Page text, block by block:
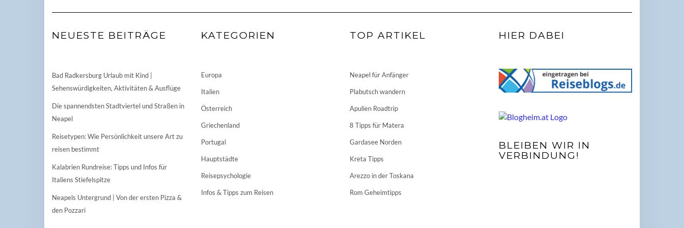
NEUESTE BEITRÄGE
Bad Radkersburg Urlaub mit Kind |
Sehenswürdigkeiten, Aktivitäten & Ausflüge
Die spannendsten Stadtviertel und Straßen in
Neapel
Reisetypen: Wie Persönlichkeit unsere Art zu
reisen bestimmt
Kalabrien Rundreise: Tipps und Infos für
Italiens Stiefelspitze
Neapels Untergrund | Von der ersten Pizza &
den Pozzari
KATEGORIEN
Europa
Italien
Österreich
Griechenland
Portugal
Hauptstädte
Reisepsychologie
Infos & Tipps zum Reisen
TOP ARTIKEL
Neapel für Anfänger
Plabutsch wandern
Apulien Roadtrip
8 Tipps für Matera
Gardasee Norden
Kreta Tipps
Arezzo in der Toskana
Rom Geheimtipps
HIER DABEI
BLEIBEN WIR IN
VERBINDUNG!